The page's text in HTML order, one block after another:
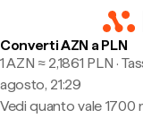
Converti AZN a PLN
1 AZN ≈ 2,1861 PLN ·
agosto, 21:29
Vedi quanto vale 1700